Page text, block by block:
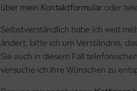
über mein Kontaktformular oder
Selbstverständlich habe ich weit
ändert, bitte ich um Verständnis,
Sie auch in diesem Fall
versuche ich Ihre Wünschen zu